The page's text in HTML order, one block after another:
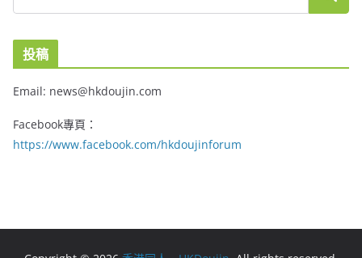
投稿
Email: news@hkdoujin.com
Facebook專頁：
https://www.facebook.com/hkdoujinforum